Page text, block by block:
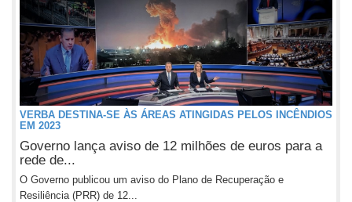
VERBA DESTINA-SE ÀS ÁREAS ATINGIDAS PELOS INCÊNDIOS
EM 2023
Governo lança aviso de 12 milhões de euros para a
rede de...
O Governo publicou um aviso do Plano de Recuperação e
Resiliência (PRR) de 12...